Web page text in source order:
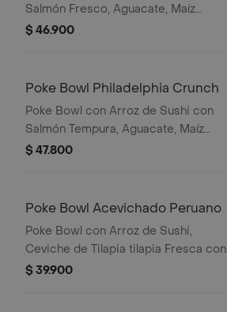
Salmón Fresco, Aguacate, Maíz
Tierno, Aros de Cebolla, Zanahoria,
$ 46.900
Poke Bowl Philadelphia Crunch
Poke Bowl con Arroz de Sushi con
Salmón Tempura, Aguacate, Maíz
Tierno, Aros de Cebolla, Zanahoria,
$ 47.800
Poke Bowl Acevichado Peruano
Poke Bowl con Arroz de Sushi,
Ceviche de Tilapia tilapia Fresca con
Cebolla Modara, Limón, Cilantro ,
$ 39.900